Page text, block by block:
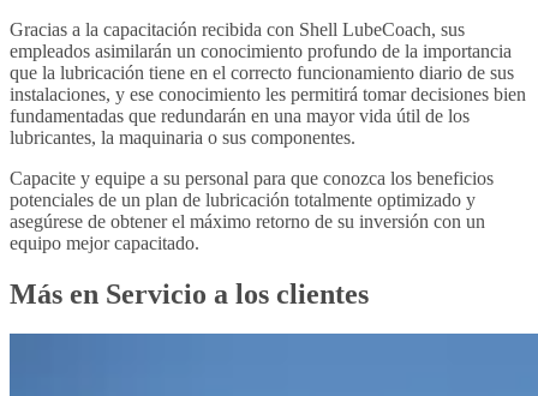
Gracias a la capacitación recibida con Shell LubeCoach, sus
empleados asimilarán un conocimiento profundo de la importancia
que la lubricación tiene en el correcto funcionamiento diario de sus
instalaciones, y ese conocimiento les permitirá tomar decisiones bien
fundamentadas que redundarán en una mayor vida útil de los
lubricantes, la maquinaria o sus componentes.
Capacite y equipe a su personal para que conozca los beneficios
potenciales de un plan de lubricación totalmente optimizado y
asegúrese de obtener el máximo retorno de su inversión con un
equipo mejor capacitado.
Más en Servicio a los clientes